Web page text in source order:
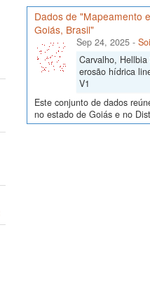
Dados de "Mapeamento
Goiás, Brasil"
Sep 24, 2025-
Carvalho,
erosão hídrica
V1
Este conjunto de dados
no estado de Goiás e no